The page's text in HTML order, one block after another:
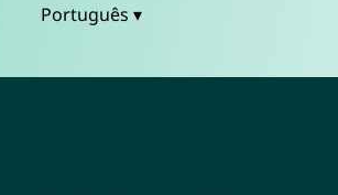
Português ▾